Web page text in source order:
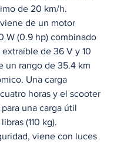
de 20 km/h.
de un motor
W (0.9 hp) combinado
de 36 V y 10
un rango de 35.4 km
Una carga
horas y el scooter
una carga útil
(110 kg).
viene con luces